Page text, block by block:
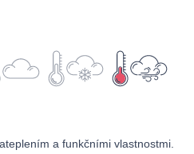
a funkčními vlastnostmi.